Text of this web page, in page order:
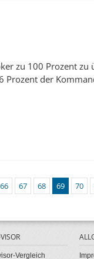
zu 100 Prozent zu
Prozent der
66 67 68 69 70
Vergleich